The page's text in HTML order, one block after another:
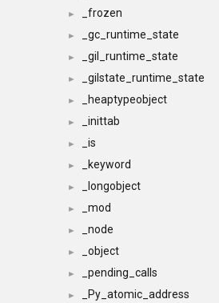
► _frozen
► _gc_runtime_state
► _gil_runtime_state
► _gilstate_runtime_state
► _heaptypeobject
► _inittab
► _is
► _keyword
► _longobject
► _mod
► _node
► _object
► _pending_calls
► _Py_atomic_address